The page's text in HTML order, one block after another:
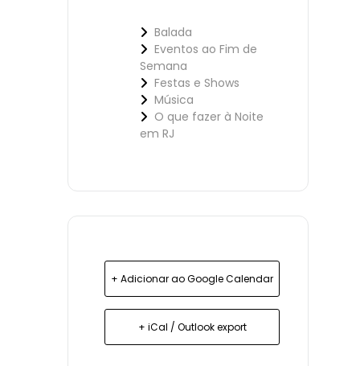
Balada
Eventos ao Fim de
Semana
Festas e Shows
Música
O que fazer à Noite
em RJ
+ Adicionar ao Google Calendar
+ iCal / Outlook export